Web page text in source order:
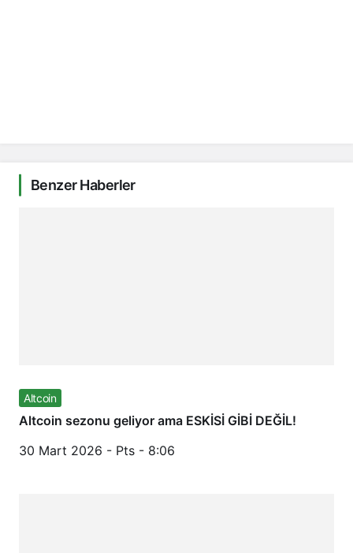
Benzer Haberler
Altcoin
Altcoin sezonu geliyor ama ESKİSİ GİBİ DEĞİL!
30 Mart 2026 - Pts - 8:06